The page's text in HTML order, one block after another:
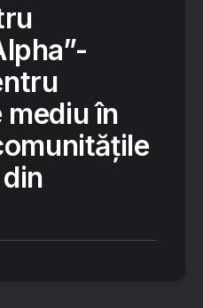
mediu în